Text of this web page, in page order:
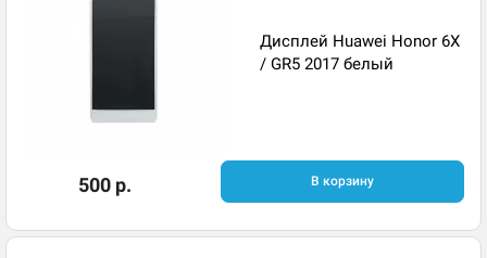
Дисплей Huawei Honor 6X
/ GR5 2017 белый
500 р. В корзину